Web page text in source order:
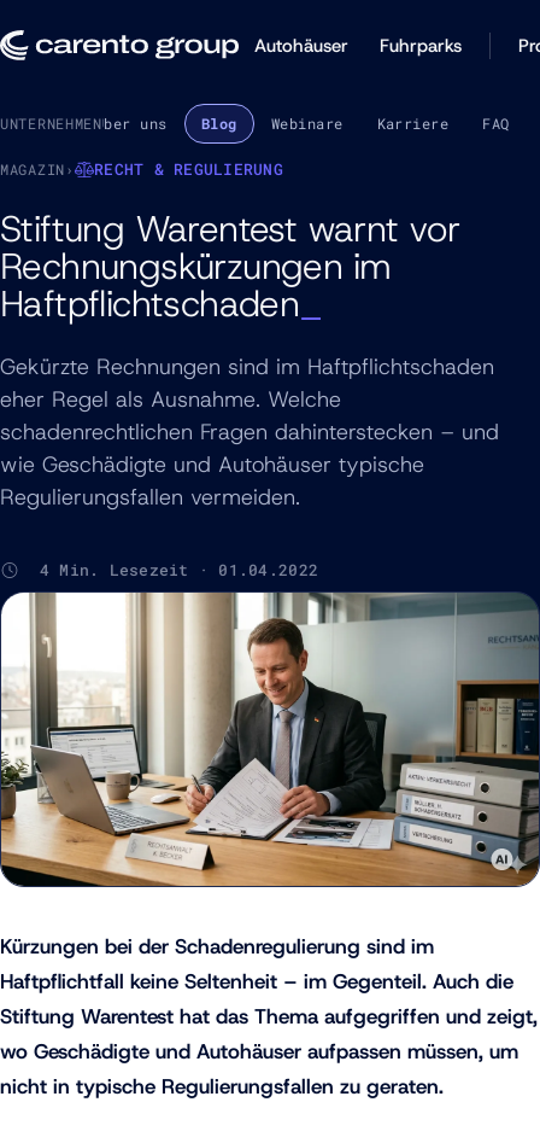
Autohäuser Fuhrparks
UNTERNEHMENÜber uns Blog Webinare Karriere FAQ
MAGAZIN› RECHT & REGULIERUNG
Stiftung Warentest warnt vor
Rechnungskürzungen im
Haftpflichtschaden
Gekürzte Rechnungen sind im Haftpflichtschaden
eher Regel als Ausnahme. Welche
schadenrechtlichen Fragen dahinterstecken – und
wie Geschädigte und Autohäuser typische
Regulierungsfallen vermeiden.
4 Min. Lesezeit · 01.04.2022
Kürzungen bei der Schadenregulierung sind im
Haftpflichtfall keine Seltenheit – im Gegenteil. Auch die
Stiftung Warentest hat das Thema aufgegriffen und zeigt,
wo Geschädigte und Autohäuser aufpassen müssen, um
nicht in typische Regulierungsfallen zu geraten.